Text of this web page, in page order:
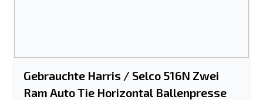
Gebrauchte Harris / Selco 516N Zwei
Ram Auto Tie Horizontal Ballenpresse